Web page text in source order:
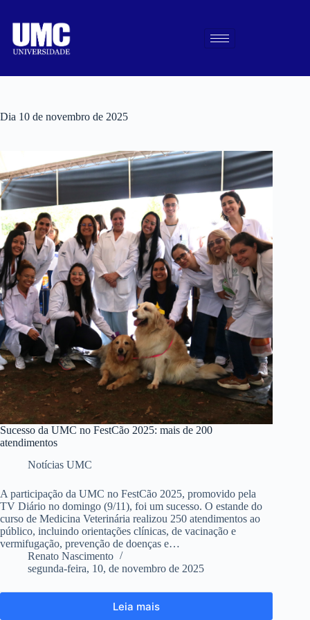
Dia 10 de novembro de 2025
Sucesso da UMC no FestCão 2025: mais de 200
atendimentos
Notícias UMC
A participação da UMC no FestCão 2025, promovido pela
TV Diário no domingo (9/11), foi um sucesso. O estande do
curso de Medicina Veterinária realizou 250 atendimentos ao
público, incluindo orientações clínicas, de vacinação e
vermifugação, prevenção de doenças e…
Renato Nascimento
segunda-feira, 10, de novembro de 2025
Leia mais